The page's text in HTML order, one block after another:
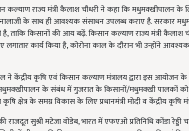
कल्याण राज्य मंत्री कैलाश चौधरी ने कहा कि मधुमक्खीपालन के
के साथ ही आवश्यक संसाधन उपलब्ध कराए है. सरकार
ताकि किसानों की आय बढ़ें. किसान कल्याण राज्य मंत्री कैलाश
लगातार कार्य किया है, कोरोना काल के दौरान भी उन्होंने
ने केंद्रीय कृषि एवं किसान कल्याण मंत्रालय द्वारा इस आयोजन
के संबंध में गुजरात के किसानों/मधुमक्खी पालकों को
क्षेत्र के समग्र विकास के लिए प्रधानमंत्री मोदी व केंद्रीय कृषि
राजदूत सुश्री मटेजा वोडेब, भारत में एफएओ प्रतिनिधि कोंडा रेड्डी